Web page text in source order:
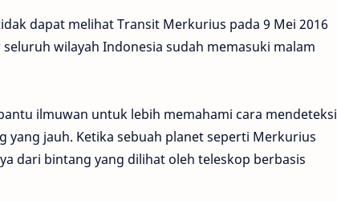
dapat melihat Transit Merkurius pada 9 Mei 2016
wilayah Indonesia sudah memasuki malam
ilmuwan untuk lebih memahami cara mendeteksi
jauh. Ketika sebuah planet seperti Merkurius
dari bintang yang dilihat oleh teleskop berbasis